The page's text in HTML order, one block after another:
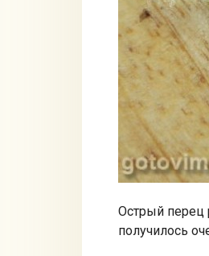
Острый перец
получилось